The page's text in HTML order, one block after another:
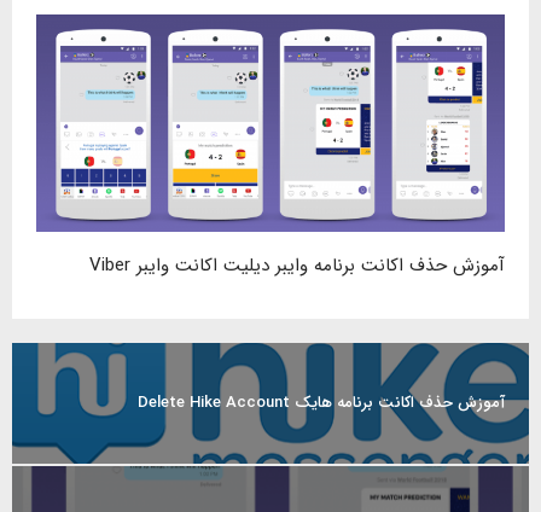
آموزش حذف اکانت برنامه وایبر دیلیت اکانت وایبر Viber
آموزش حذف اکانت برنامه هایک Delete Hike Account